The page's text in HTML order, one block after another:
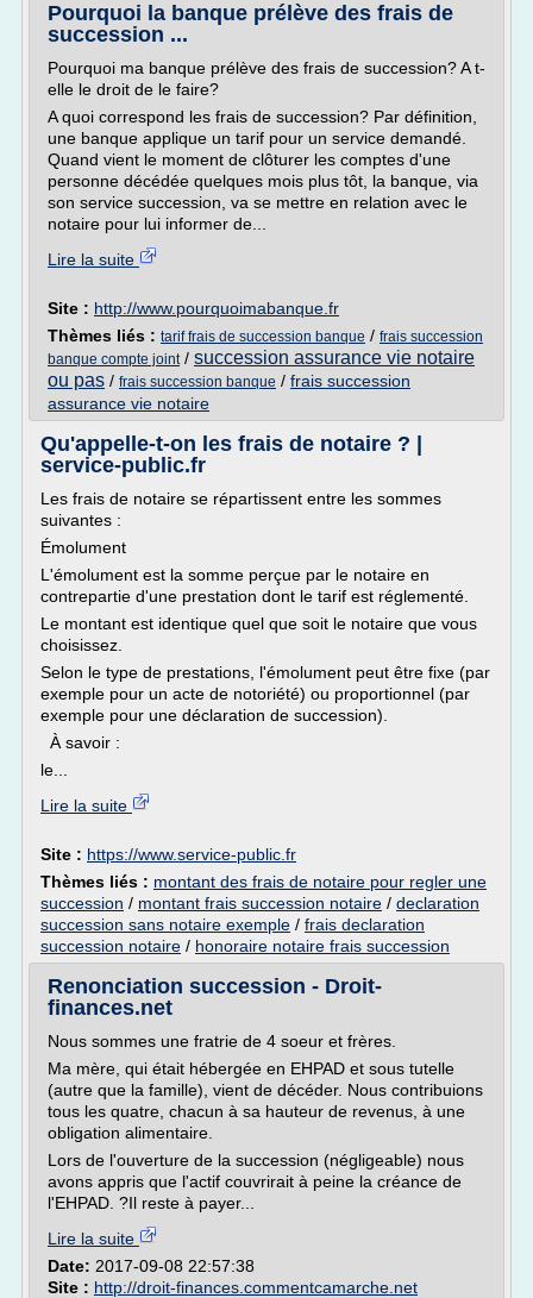
Pourquoi la banque prélève des frais de
succession ...
Pourquoi ma banque prélève des frais de succession? A t-
elle le droit de le faire?
A quoi correspond les frais de succession? Par définition,
une banque applique un tarif pour un service demandé.
Quand vient le moment de clôturer les comptes d'une
personne décédée quelques mois plus tôt, la banque, via
son service succession, va se mettre en relation avec le
notaire pour lui informer de...
Lire la suite
Site : http://www.pourquoimabanque.fr
Thèmes liés : tarif frais de succession banque / frais succession
banque compte joint/ succession assurance vie notaire
ou pas / frais succession banque / frais succession
assurance vie notaire
Qu'appelle-t-on les frais de notaire ? |
service-public.fr
Les frais de notaire se répartissent entre les sommes
suivantes :
Émolument
L'émolument est la somme perçue par le notaire en
contrepartie d'une prestation dont le tarif est réglementé.
Le montant est identique quel que soit le notaire que vous
choisissez.
Selon le type de prestations, l'émolument peut être fixe (par
exemple pour un acte de notoriété) ou proportionnel (par
exemple pour une déclaration de succession).
À savoir :
le...
Lire la suite
Site : https://www.service-public.fr
Thèmes liés : montant des frais de notaire pour regler une
succession / montant frais succession notaire / declaration
succession sans notaire exemple / frais declaration
succession notaire / honoraire notaire frais succession
Renonciation succession - Droit-
finances.net
Nous sommes une fratrie de 4 soeur et frères.
Ma mère, qui était hébergée en EHPAD et sous tutelle
(autre que la famille), vient de décéder. Nous contribuions
tous les quatre, chacun à sa hauteur de revenus, à une
obligation alimentaire.
Lors de l'ouverture de la succession (négligeable) nous
avons appris que l'actif couvrirait à peine la créance de
l'EHPAD. ?Il reste à payer...
Lire la suite
Date: 2017-09-08 22:57:38
Site : http://droit-finances.commentcamarche.net